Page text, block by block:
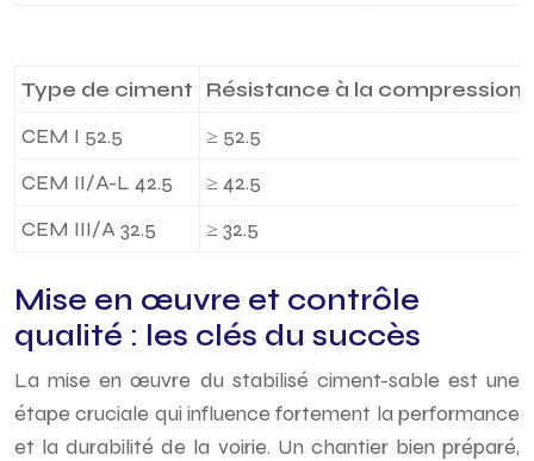
Type de ciment Résistance à la compression
CEM I 52.5
≥ 52.5
CEM II/A-L 42.5
≥ 42.5
CEM III/A 32.5
≥ 32.5
Mise en œuvre et contrôle
qualité : les clés du succès
La mise en œuvre du stabilisé ciment-sable est une
étape cruciale qui influence fortement la performance
et la durabilité de la voirie. Un chantier bien préparé,